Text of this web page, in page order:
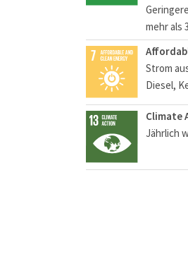
mehr als
Strom
Diesel,
Climate
Jährlich